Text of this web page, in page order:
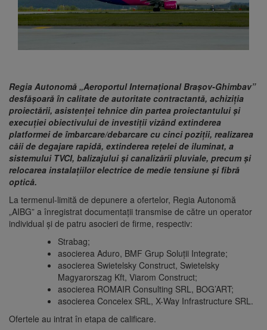
Regia Autonomă „Aeroportul Internațional Brașov-Ghimbav”
desfășoară în calitate de autoritate contractantă, achiziția
proiectării, asistenței tehnice din partea proiectantului și
execuției obiectivului de investiții vizând extinderea
platformei de îmbarcare/debarcare cu cinci poziţii, realizarea
căii de degajare rapidă, extinderea reţelei de iluminat, a
sistemului TVCI, balizajului și canalizării pluviale, precum și
relocarea instalaţiilor electrice de medie tensiune şi fibră
optică.
La termenul-limită de depunere a ofertelor, Regia Autonomă
„AIBG” a înregistrat documentații transmise de către un operator
individual și de patru asocieri de firme, respectiv:
Strabag;
asocierea Aduro, BMF Grup Soluții Integrate;
asocierea Swietelsky Construct, Swietelsky
Magyarorszag Kft, Viarom Construct;
asocierea ROMAIR Consulting SRL, BOG’ART;
asocierea Concelex SRL, X-Way Infrastructure SRL.
Ofertele au intrat în etapa de calificare.